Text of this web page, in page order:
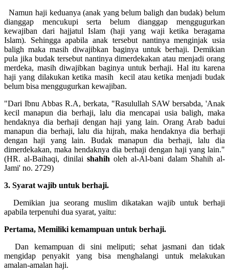
Namun haji keduanya (anak yang belum baligh dan budak) belum
dianggap mencukupi serta belum dianggap menggugurkan
kewajiban dari hajjatul Islam (haji yang waji ketika beragama
Islam). Sehingga apabila anak tersebut nantinya menginjak usia
baligh maka masih diwajibkan baginya untuk berhaji. Demikian
pula jika budak tersebut nantinya dimerdekakan atau menjadi orang
merdeka, masih diwajibkan baginya untuk berhaji. Hal itu karena
haji yang dilakukan ketika masih kecil atau ketika menjadi budak
belum bisa menggugurkan kewajiban.
"Dari Ibnu Abbas R.A, berkata, "Rasulullah SAW bersabda, 'Anak
kecil manapun dia berhaji, lalu dia mencapai usia baligh, maka
hendaknya dia berhaji dengan haji yang lain. Orang Arab badui
manapun dia berhaji, lalu dia hijrah, maka hendaknya dia berhaji
dengan haji yang lain. Budak manapun dia berhaji, lalu dia
dimerdekakan, maka hendaknya dia berhaji dengan haji yang lain."
(HR. al-Baihaqi, dinilai shahih oleh al-Al-bani dalam Shahih al-
Jami' no. 2729)
3. Syarat wajib untuk berhaji.
Demikian jua seorang muslim dikatakan wajib untuk berhaji
apabila terpenuhi dua syarat, yaitu:
Pertama, Memiliki kemampuan untuk berhaji.
Dan kemampuan di sini meliputi; sehat jasmani dan tidak
mengidap penyakit yang bisa menghalangi untuk melakukan
amalan-amalan haji.